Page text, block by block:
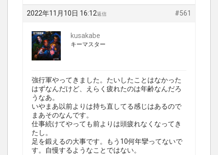
2022年11月10日 16:12 #561
返信
kusakabe
キーマスター
強行軍やってきました。たいしたことはなかった
はずなんだけど、えらく疲れたのは年齢なんだろ
うなあ。
いやまあ以前よりは持ち直してる感じはあるので
まあそのなんです。
仕事続けてやっても前よりは頭疲れなくなってき
たし。
足を鍛えるの大事です。もう10何年攣ってないで
す。自慢するようなことではない。